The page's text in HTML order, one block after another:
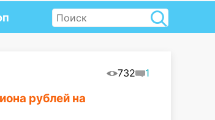
732 1
рублей на